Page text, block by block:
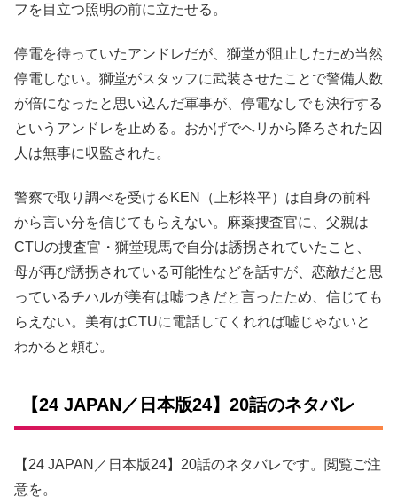
フを目立つ照明の前に立たせる。
停電を待っていたアンドレだが、獅堂が阻止したため当然
停電しない。獅堂がスタッフに武装させたことで警備人数
が倍になったと思い込んだ軍事が、停電なしでも決行する
というアンドレを止める。おかげでヘリから降ろされた囚
人は無事に収監された。
警察で取り調べを受けるKEN（上杉柊平）は自身の前科
から言い分を信じてもらえない。麻薬捜査官に、父親は
CTUの捜査官・獅堂現馬で自分は誘拐されていたこと、
母が再び誘拐されている可能性などを話すが、恋敵だと思
っているチハルが美有は嘘つきだと言ったため、信じても
らえない。美有はCTUに電話してくれれば嘘じゃないと
わかると頼む。
【24 JAPAN／日本版24】20話のネタバレ
【24 JAPAN／日本版24】20話のネタバレです。閲覧ご注
意を。